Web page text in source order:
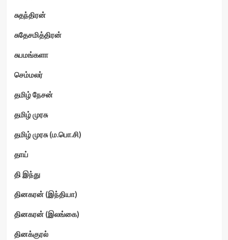
சுதந்திரன்
சுதேசமித்திரன்
சுபமங்களா
செம்மலர்
தமிழ் நேசன்
தமிழ் முரசு
தமிழ் முரசு (ம.பொ.சி)
தாய்
தி இந்து
தினகரன் (இந்தியா)
தினகரன் (இலங்கை)
தினக்குரல்